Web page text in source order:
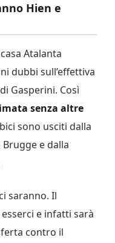
Hien e
Atalanta
dubbi sull’effettiva
Gasperini. Così
senza altre
sono usciti dalla
e dalla
ci saranno. Il
e infatti sarà
contro il